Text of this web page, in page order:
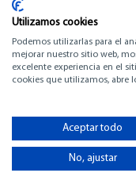
CNB 88
-
VER FOLLETO
Utilizamos cookies
Podemos utilizarlas para el
mejorar nuestro sitio web,
excelente experiencia en el
cookies que utilizamos, abre
Aceptar todo
No, ajustar